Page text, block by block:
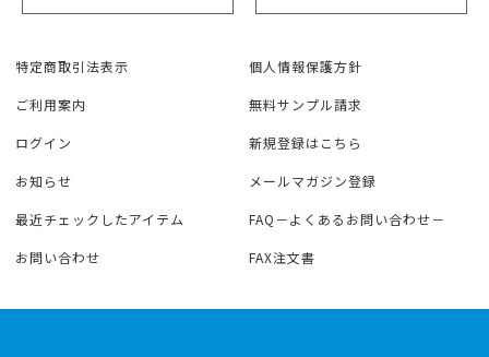
特定商取引法表示 個人情報保護方針
ご利用案内 無料サンプル請求
ログイン 新規登録はこちら
お知らせ メールマガジン登録
最近チェックしたアイテム FAQ－よくあるお問い合わせ－
お問い合わせ FAX注文書